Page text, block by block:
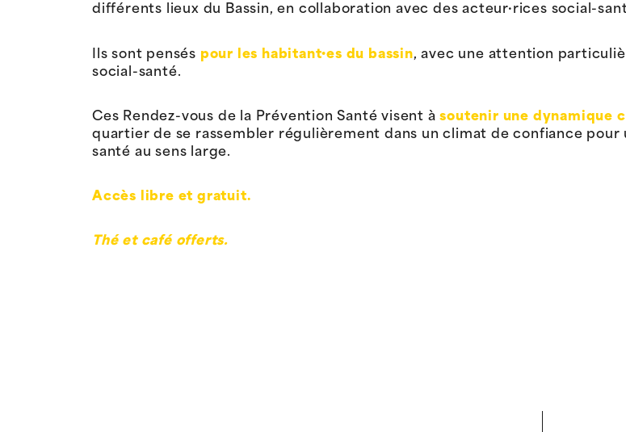
différents lieux du Bassin, en collaboration avec des acteur·rices social-
Ils sont pensés pour les habitant·es du bassin, avec une attention
social-santé.
Ces Rendez-vous de la Prévention Santé visent àsoutenir une dynamique
quartier de se rassembler régulièrement dans un climat de confiance pour
santé au sens large.
Accès libre et gratuit.
Thé et café offerts.